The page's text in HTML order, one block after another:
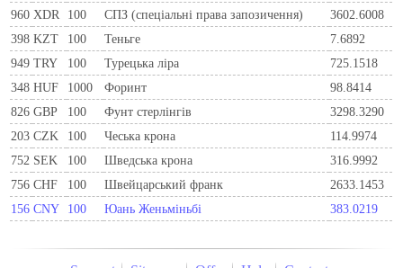
960 XDR 100 СПЗ (спеціальні права запозичення)
3602.6008
398 KZT 100 Теньге
7.6892
949 TRY 100 Турецька ліра
725.1518
348 HUF 1000 Форинт
98.8414
826 GBP 100 Фунт стерлінгів
3298.3290
203 CZK 100 Чеська крона
114.9974
752 SEK 100 Шведська крона
316.9992
756 CHF 100 Швейцарський франк
2633.1453
156 CNY 100 Юань Женьміньбі 383.0219